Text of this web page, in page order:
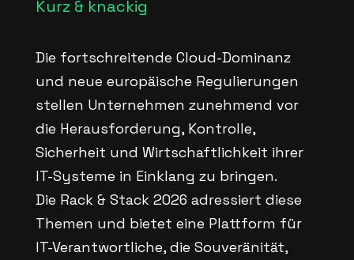
Kurz & knackig
Die fortschreitende Cloud-Dominanz
und neue europäische Regulierungen
stellen Unternehmen zunehmend vor
die Herausforderung, Kontrolle,
Sicherheit und Wirtschaftlichkeit ihrer
IT-Systeme in Einklang zu bringen.
Die Rack & Stack 2026 adressiert diese
Themen und bietet eine Plattform für
IT-Verantwortliche, die Souveränität,